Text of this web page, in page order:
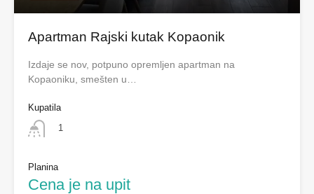
Apartman Rajski kutak Kopaonik
Izdaje se nov, potpuno opremljen apartman na
Kopaoniku, smešten u…
Kupatila
1
Planina
Cena je na upit